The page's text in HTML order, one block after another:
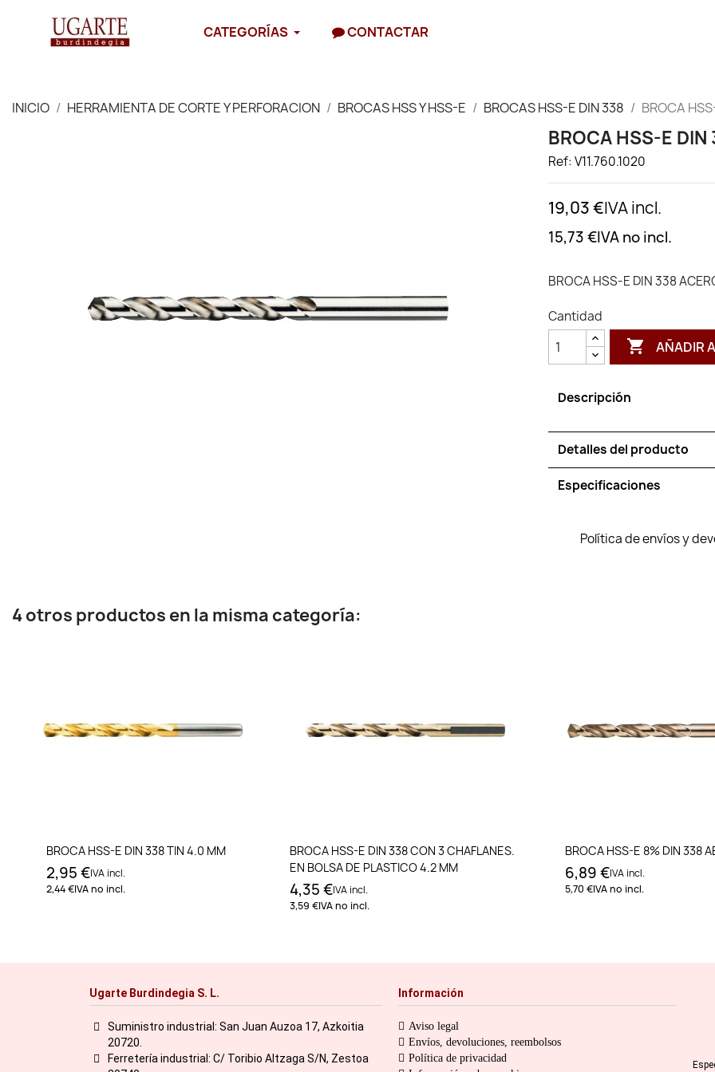
CATEGORÍAS CONTACTAR
INICIO HERRAMIENTA DE CORTE Y PERFORACION BROCAS HSS Y HSS-E BROCAS HSS-E DIN 338 BROCA
BROCA HSS-E DIN
Ref: V11.760.1020
19,03 €IVA incl.
15,73 €IVA no incl.
BROCA HSS-E DIN 338
Cantidad
 AÑADIR
Descripción
Detalles del producto
Especificaciones
Política de envíos y
4 otros productos en la misma categoría:
Añadir al carrito
BROCA HSS-E DIN 338 TIN 4.0 MM
2,95 €IVA incl.
2,44 €IVA no incl.
Añadir al carrito
BROCA HSS-E DIN 338 CON 3 CHAFLANES.
EN BOLSA DE PLASTICO 4.2 MM
4,35 €IVA incl.
3,59 €IVA no incl.
Añadir al
BROCA HSS-E 8% DIN 338
6,89 €IVA incl.
5,70 €IVA no incl.
Ugarte Burdindegia S. L.
Suministro industrial: San Juan Auzoa 17, Azkoitia
20720.
Ferretería industrial: C/ Toribio Altzaga S/N, Zestoa
Información
Aviso legal
Envíos, devoluciones, reembolsos
Política de privacidad